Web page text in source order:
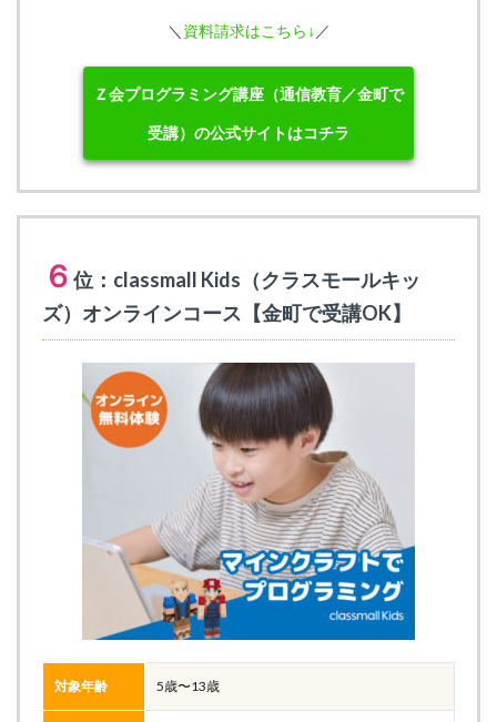
＼ 資料請求はこちら↓ ／
Ｚ会プログラミング講座（通信教育／金町で
受講）の公式サイトはコチラ
６ 位：classmall Kids（クラスモールキッ
ズ）オンラインコース【金町で受講OK】
対象年齢 5歳〜13歳